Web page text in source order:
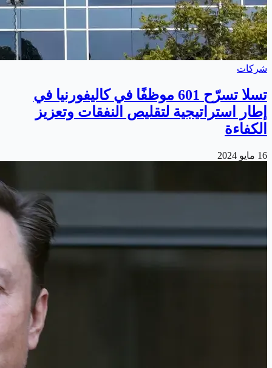
شركات
تسلا تسرّح 601 موظفًا في كاليفورنيا في
إطار استراتيجية لتقليص النفقات وتعزيز
الكفاءة
16 مايو 2024